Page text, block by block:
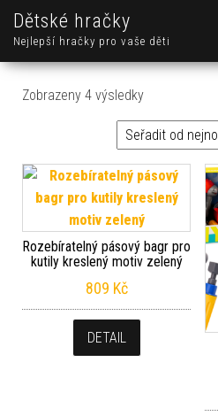
Dětské hračky
Nejlepší hračky pro vaše děti
Zobrazeny 4 výsledkySeřazeno od
Rozebíratelný pásový bagr pro
kutily kreslený motiv zelený
809 Kč
DETAIL